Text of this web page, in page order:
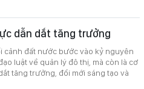
dẫn dắt tăng trưởng
cảnh đất nước bước vào kỷ nguyên
luật về quản lý đô thị, mà còn là cơ
tăng trưởng, đổi mới sáng tạo và